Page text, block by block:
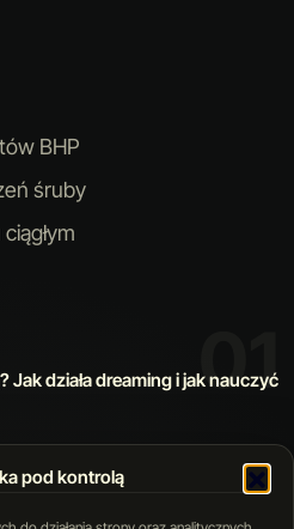
pod kontrolą
BHP
śruby
02
swojej ceny: jak zbudowaliśmy
siebie